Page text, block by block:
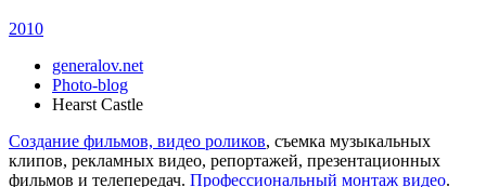
2010
generalov.net
Photo-blog
Hearst Castle
Создание фильмов, видео роликов, съемка музыкальных
клипов, рекламных видео, репортажей, презентационных
фильмов и телепередач. Профессиональный монтаж видео.